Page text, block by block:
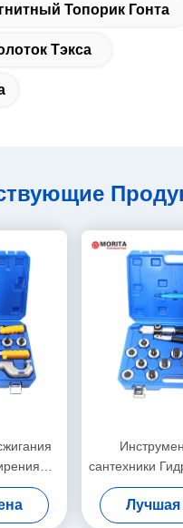
Топорик Гонта
Тэкса
сантехники
Лучшая